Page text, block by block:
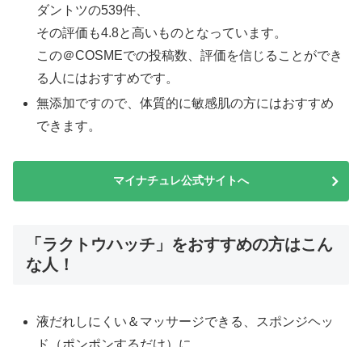
ダントツの539件、
その評価も4.8と高いものとなっています。
この＠COSMEでの投稿数、評価を信じることができ
る人にはおすすめです。
無添加ですので、体質的に敏感肌の方にはおすすめ
できます。
マイナチュレ公式サイトへ
「ラクトウハッチ」をおすすめの方はこん
な人！
液だれしにくい＆マッサージできる、スポンジヘッ
ド（ポンポンするだけ）に